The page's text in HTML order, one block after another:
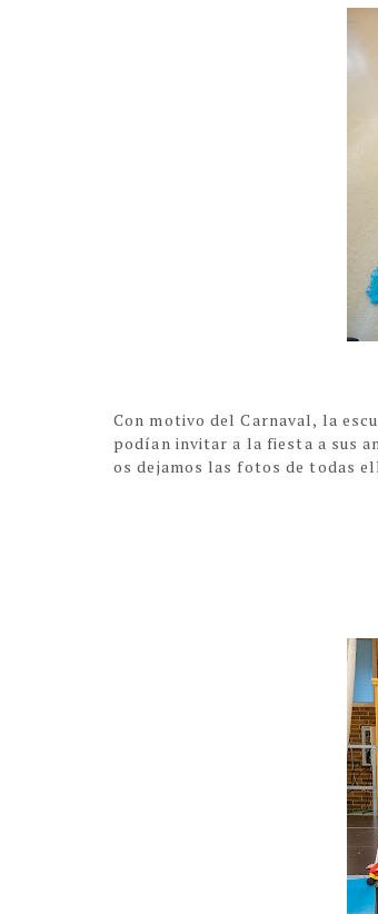
Con motivo del Carnaval, la
podían invitar a la fiesta a sus
os dejamos las fotos de todas